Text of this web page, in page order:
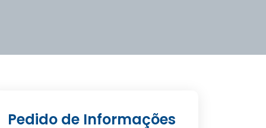
Pedido de Informações